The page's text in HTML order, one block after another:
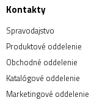
Kontakty
Spravodajstvo
Produktové oddelenie
Obchodné oddelenie
Katalógové oddelenie
Marketingové oddelenie